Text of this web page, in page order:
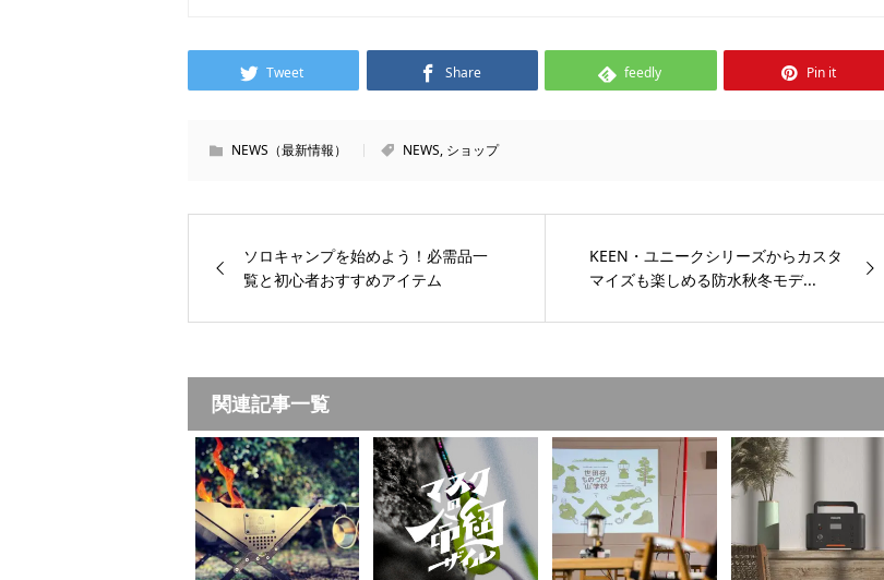
Tweet Share feedly Pin it
NEWS（最新情報） NEWS, ショップ
ソロキャンプを始めよう！必需品一
覧と初心者おすすめアイテム
KEEN・ユニークシリーズからカスタ
マイズも楽しめる防水秋冬モデ...
関連記事一覧